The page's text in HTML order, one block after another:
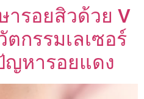
ารอยสิวด้วย V
ตกรรมเลเซอร์
ญหารอยแดง